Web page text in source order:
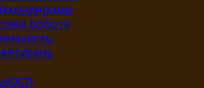
робота